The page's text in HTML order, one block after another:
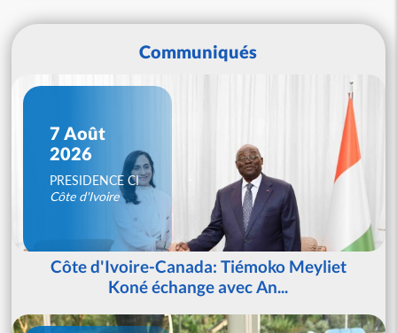
Communiqués
7 Août
2026
PRESIDENCE CI
Côte d'Ivoire
Côte d'Ivoire-Canada: Tiémoko Meyliet
Koné échange avec An...